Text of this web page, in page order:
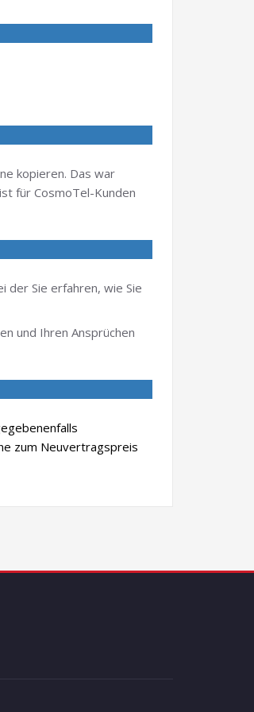
kopieren. Das war
für CosmoTel-Kunden
der Sie erfahren, wie Sie
und Ihren Ansprüchen
zum Neuvertragspreis